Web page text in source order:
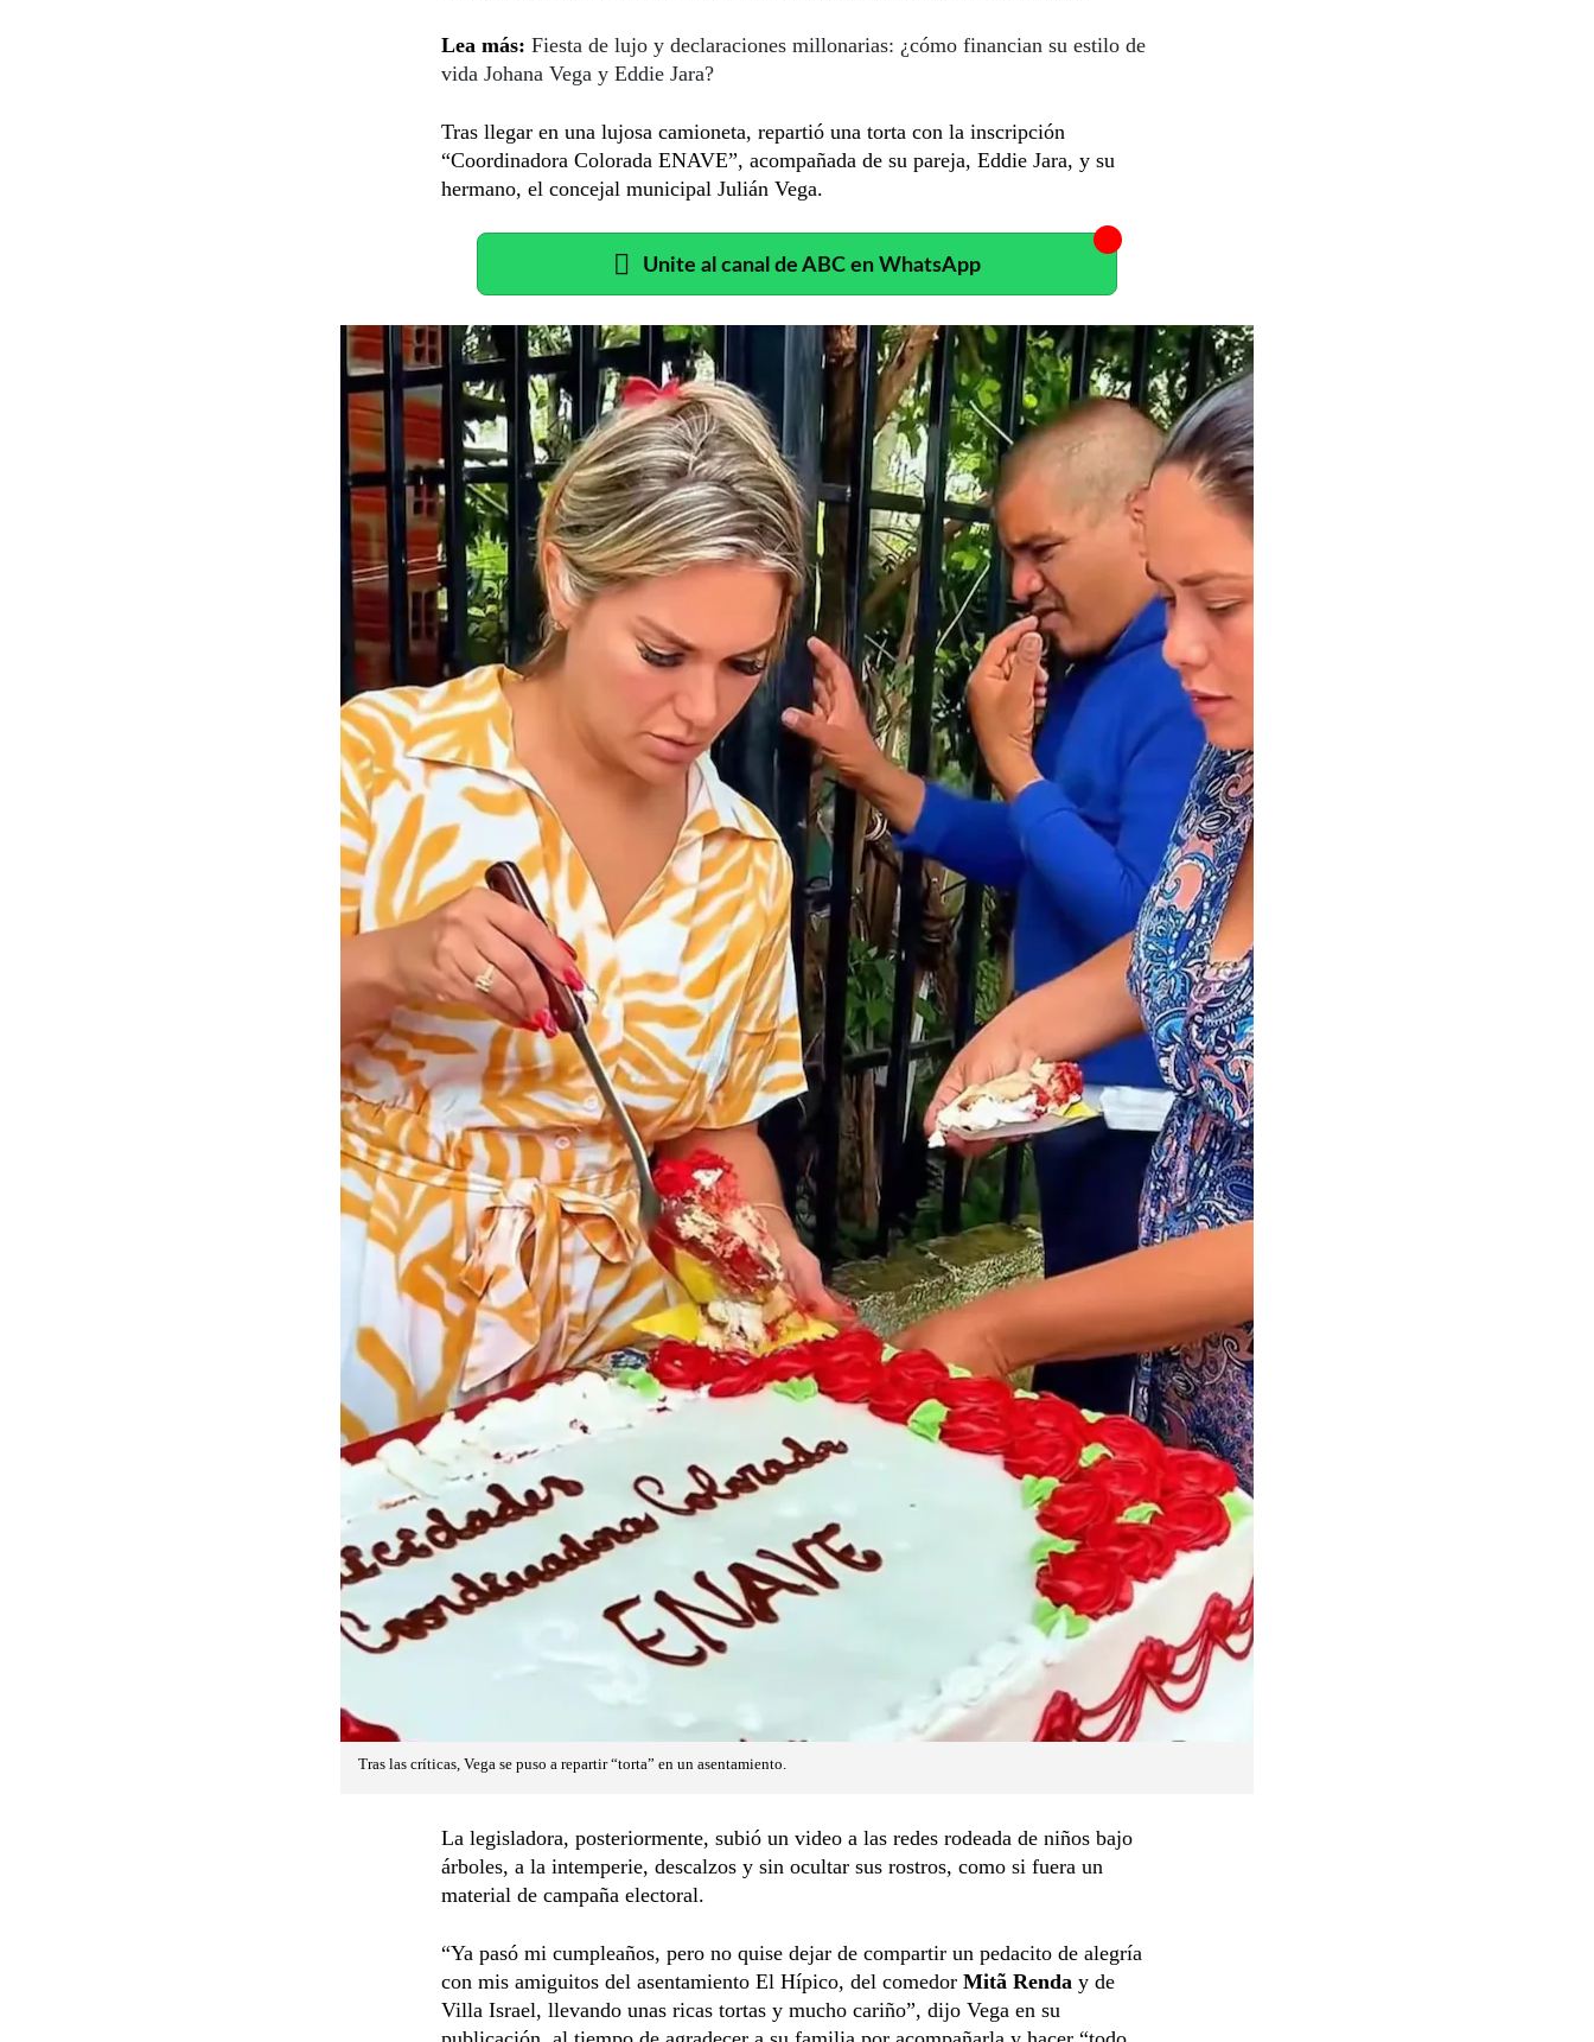
Lea más: Fiesta de lujo y declaraciones millonarias: ¿cómo financian su estilo de
vida Johana Vega y Eddie Jara?
Tras llegar en una lujosa camioneta, repartió una torta con la inscripción
“Coordinadora Colorada ENAVE”, acompañada de su pareja, Eddie Jara, y su
hermano, el concejal municipal Julián Vega.
Unite al canal de ABC en WhatsApp
Tras las críticas, Vega se puso a repartir “torta” en un asentamiento.
La legisladora, posteriormente, subió un video a las redes rodeada de niños bajo
árboles, a la intemperie, descalzos y sin ocultar sus rostros, como si fuera un
material de campaña electoral.
“Ya pasó mi cumpleaños, pero no quise dejar de compartir un pedacito de alegría
con mis amiguitos del asentamiento El Hípico, del comedor Mitã Renda y de
Villa Israel, llevando unas ricas tortas y mucho cariño”, dijo Vega en su